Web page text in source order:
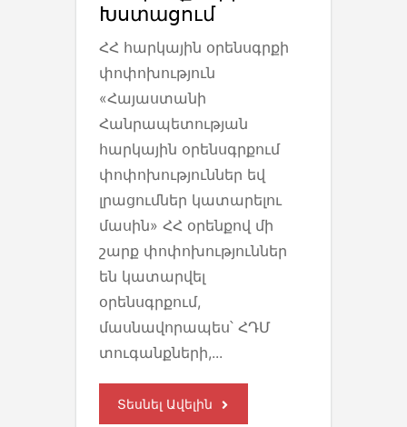
Խստացում
ՀՀ հարկային օրենսգրքի
փոփոխություն
«Հայաստանի
Հանրապետության
հարկային օրենսգրքում
փոփոխություններ եվ
լրացումներ կատարելու
մասին» ՀՀ օրենքով մի
շարք փոփոխություններ
են կատարվել
օրենսգրքում,
մասնավորապես՝ ՀԴՄ
տուգանքների,...
Տեսնել Ավելին